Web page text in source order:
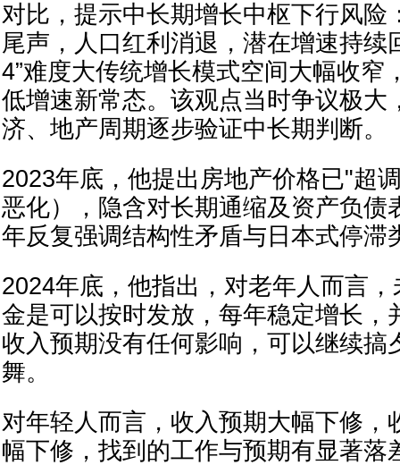
对比，提示中长期增长中枢下行风险
尾声，人口红利消退，潜在增速持续
4”难度大传统增长模式空间大幅收窄
低增速新常态。该观点当时争议极大
济、地产周期逐步验证中长期判断。
2023年底，他提出房地产价格已"‌超
恶化），隐含对长期通缩及资产负债
年反复强调结构性矛盾与日本式停滞
2024年底，他指出，对老年人而言
金是可以按时发放，每年稳定增长，
收入预期没有任何影响，可以继续搞
舞。
对年轻人而言，收入预期大幅下修，
幅下修，找到的工作与预期有显著落